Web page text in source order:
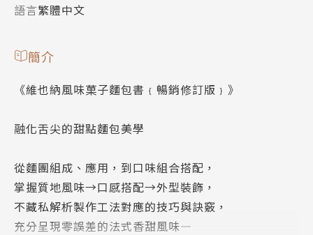
語言繁體中文
簡介
《維也納風味菓子麵包書﹛暢銷修訂版﹜》
融化舌尖的甜點麵包美學
從麵團組成、應用，到口味組合搭配，
掌握質地風味→口感搭配→外型裝飾，
不藏私解析製作工法對應的技巧與訣竅，
充分呈現零誤差的法式香甜風味—